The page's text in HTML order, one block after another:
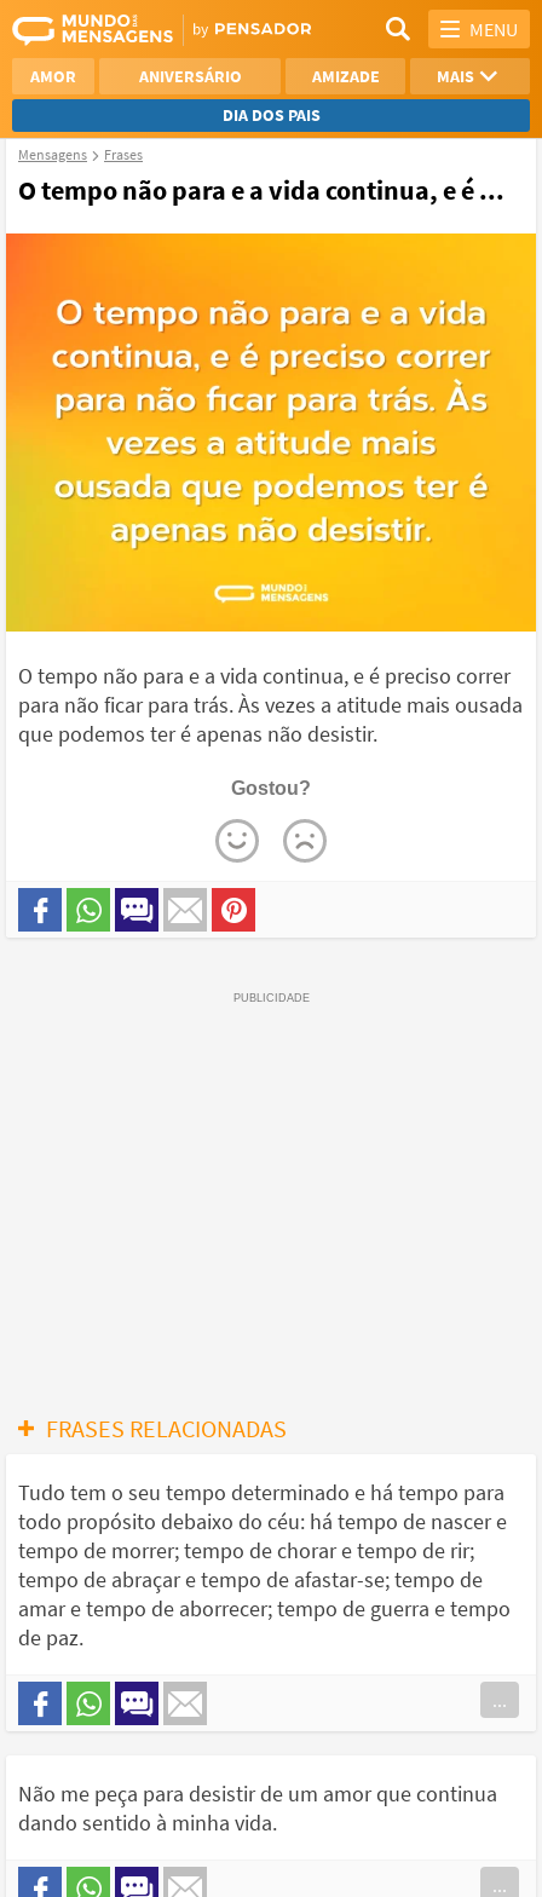
MENU
AMOR ANIVERSÁRIO AMIZADE
MAIS
DIA DOS PAIS
REFLEXÃO
AGRADECIMENTO
Mensagens Frases
O tempo não para e a vida continua, e é ...
O tempo não para e a vida continua, e é preciso correr
para não ficar para trás. Às vezes a atitude mais ousada
que podemos ter é apenas não desistir.
Gostou?
FRASES RELACIONADAS
Tudo tem o seu tempo determinado e há tempo para
todo propósito debaixo do céu: há tempo de nascer e
tempo de morrer; tempo de chorar e tempo de rir;
tempo de abraçar e tempo de afastar-se; tempo de
amar e tempo de aborrecer; tempo de guerra e tempo
de paz.
...
Não me peça para desistir de um amor que continua
dando sentido à minha vida.
...